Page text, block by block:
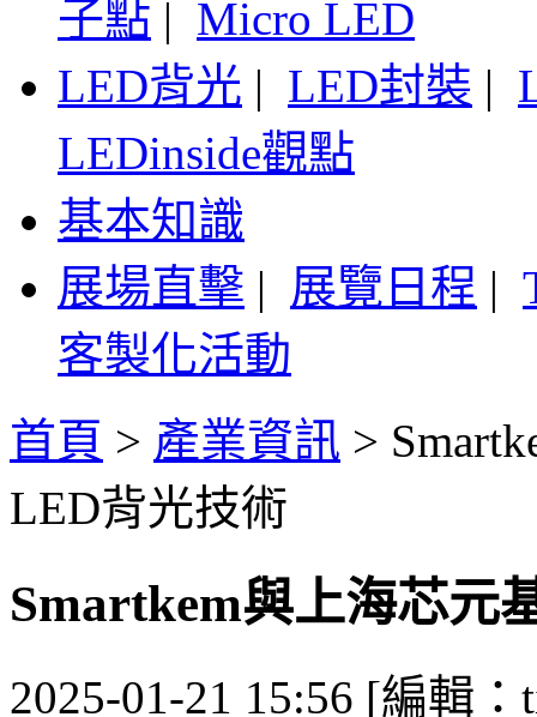
子點 | Micro LED
LED背光 | LED封裝 |
LEDinside觀點
基本知識
展場直擊 | 展覽日程 |
客製化活動
首頁 > 產業資訊 >
LED背光技術
Smartkem與上海芯元
2025-01-21 15:56 [編輯：